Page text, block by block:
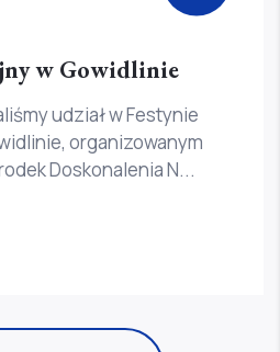
w Gowidlinie
udział w Festynie
organizowanym
Doskonalenia N...